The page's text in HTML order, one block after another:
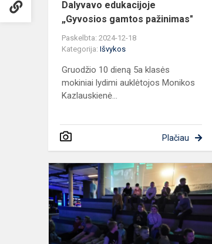
Dalyvavo edukacijoje
„Gyvosios gamtos pažinimas"
Paskelbta: 2024-12-18
Kategorija: Išvykos
Gruodžio 10 dieną 5a klasės
mokiniai lydimi auklėtojos Monikos
Kazlauskienė...
Plačiau